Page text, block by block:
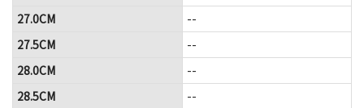
27.0CM
--
27.5CM
--
28.0CM
--
28.5CM
--